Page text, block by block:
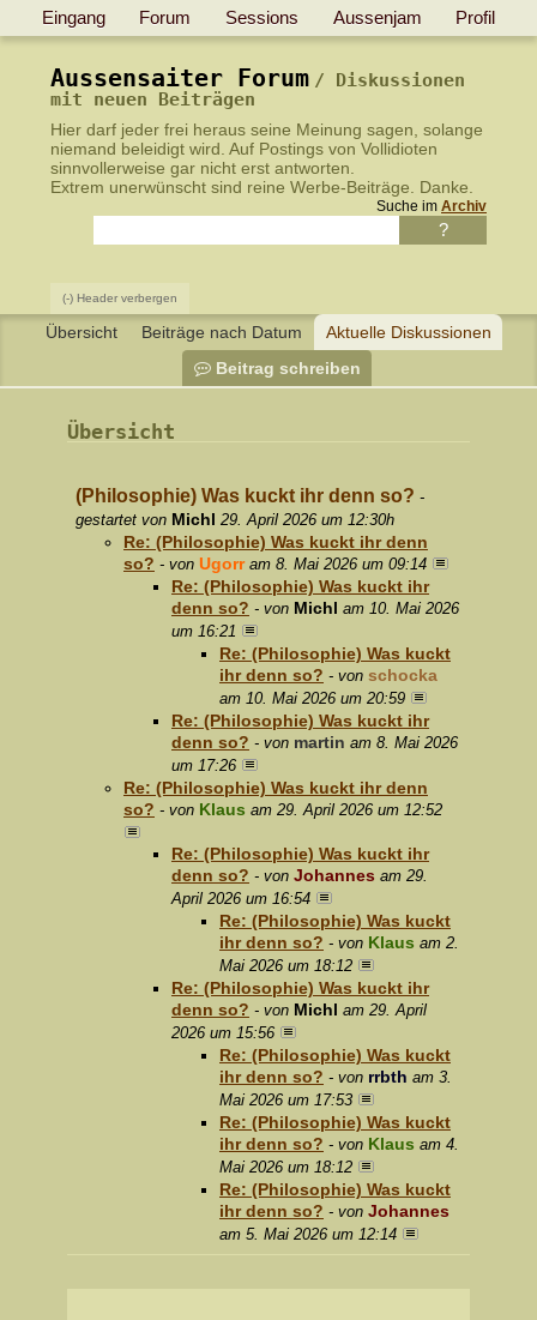
Eingang Forum Sessions Aussenjam Profil
Aussensaiter Forum
Diskussionen
mit neuen Beiträgen
Hier darf jeder frei heraus seine Meinung sagen, solange
niemand beleidigt wird. Auf Postings von Vollidioten
sinnvollerweise gar nicht erst antworten
Extrem unerwünscht sind reine Werbe-Beiträge. Danke.
Suche im Archiv
(-) Header verbergen
Übersicht Beiträge nach Datum
Aktuelle Diskussionen
Beitrag schreiben
Übersicht
(Philosophie) Was kuckt ihr denn so? -
gestartet von Michl 29. April 2026 um 12:30h
Re: (Philosophie) Was kuckt ihr denn
so? - von Ugorr am 8. Mai 2026 um 09:14
Re: (Philosophie) Was kuckt ihr
denn so? - von Michl am 10. Mai 2026
um 16:21
Re: (Philosophie) Was kuckt
ihr denn so? - von schocka
am 10. Mai 2026 um 20:59
Re: (Philosophie) Was kuckt ihr
denn so? - von martin am 8. Mai 2026
um 17:26
Re: (Philosophie) Was kuckt ihr denn
so? - von Klaus am 29. April 2026 um 12:52
Re: (Philosophie) Was kuckt ihr
denn so? - von Johannes am 29.
April 2026 um 16:54
Re: (Philosophie) Was kuckt
ihr denn so? - von Klaus am 2.
Mai 2026 um 18:12
Re: (Philosophie) Was kuckt ihr
denn so? - von Michl am 29. April
2026 um 15:56
Re: (Philosophie) Was kuckt
ihr denn so? - von rrbth am 3.
Mai 2026 um 17:53
Re: (Philosophie) Was kuckt
ihr denn so? - von Klaus am 4.
Mai 2026 um 18:12
Re: (Philosophie) Was kuckt
ihr denn so? - von Johannes
am 5. Mai 2026 um 12:14